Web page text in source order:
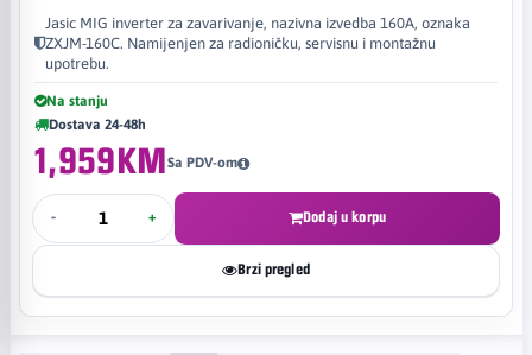
Jasic MIG inverter za zavarivanje, nazivna izvedba 160A, oznaka
ZXJM-160C. Namijenjen za radioničku, servisnu i montažnu
upotrebu.
Na stanju
Dostava 24-48h
1,959KMSa PDV-om
- + Dodaj u korpu
Brzi pregled